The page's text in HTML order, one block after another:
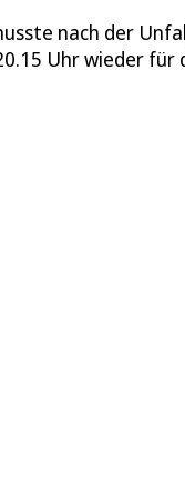
nach der
Uhr wieder